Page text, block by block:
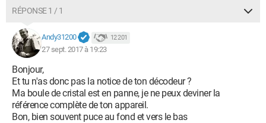
RÉPONSE 1 / 1
Andy31200 12 201
27 sept. 2017 à 19:23
Bonjour,
Et tu n'as donc pas la notice de ton décodeur ?
Ma boule de cristal est en panne, je ne peux deviner la
référence complète de ton appareil.
Bon, bien souvent puce au fond et vers le bas